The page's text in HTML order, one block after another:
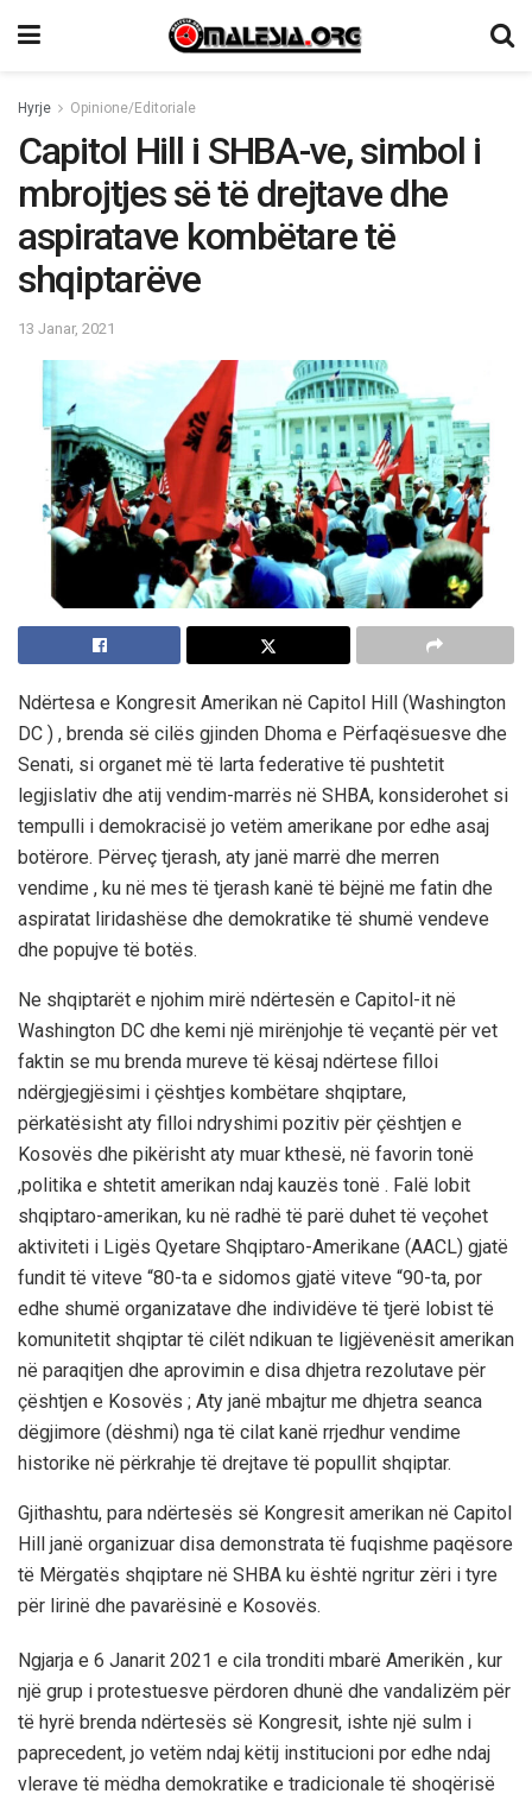
Hyrje Opinione/Editoriale
Capitol Hill i SHBA-ve, simbol i
mbrojtjes së të drejtave dhe
aspiratave kombëtare të
shqiptarëve
13 Janar, 2021
Ndërtesa e Kongresit Amerikan në Capitol Hill (Washington
DC ) , brenda së cilës gjinden Dhoma e Përfaqësuesve dhe
Senati, si organet më të larta federative të pushtetit
legjislativ dhe atij vendim-marrës në SHBA, konsiderohet si
tempulli i demokracisë jo vetëm amerikane por edhe asaj
botërore. Përveç tjerash, aty janë marrë dhe merren
vendime , ku në mes të tjerash kanë të bëjnë me fatin dhe
aspiratat liridashëse dhe demokratike të shumë vendeve
dhe popujve të botës.
Ne shqiptarët e njohim mirë ndërtesën e Capitol-it në
Washington DC dhe kemi një mirënjohje të veçantë për vet
faktin se mu brenda mureve të kësaj ndërtese filloi
ndërgjegjësimi i çështjes kombëtare shqiptare,
përkatësisht aty filloi ndryshimi pozitiv për çështjen e
Kosovës dhe pikërisht aty muar kthesë, në favorin tonë
,politika e shtetit amerikan ndaj kauzës tonë . Falë lobit
shqiptaro-amerikan, ku në radhë të parë duhet të veçohet
aktiviteti i Ligës Qyetare Shqiptaro-Amerikane (AACL) gjatë
fundit të viteve “80-ta e sidomos gjatë viteve “90-ta, por
edhe shumë organizatave dhe individëve të tjerë lobist të
komunitetit shqiptar të cilët ndikuan te ligjëvenësit amerikan
në paraqitjen dhe aprovimin e disa dhjetra rezolutave për
çështjen e Kosovës ; Aty janë mbajtur me dhjetra seanca
dëgjimore (dëshmi) nga të cilat kanë rrjedhur vendime
historike në përkrahje të drejtave të popullit shqiptar.
Gjithashtu, para ndërtesës së Kongresit amerikan në Capitol
Hill janë organizuar disa demonstrata të fuqishme paqësore
të Mërgatës shqiptare në SHBA ku është ngritur zëri i tyre
për lirinë dhe pavarësinë e Kosovës.
Ngjarja e 6 Janarit 2021 e cila tronditi mbarë Amerikën , kur
një grup i protestuesve përdoren dhunë dhe vandalizëm për
të hyrë brenda ndërtesës së Kongresit, ishte një sulm i
paprecedent, jo vetëm ndaj këtij institucioni por edhe ndaj
vlerave të mëdha demokratike e tradicionale të shoqërisë